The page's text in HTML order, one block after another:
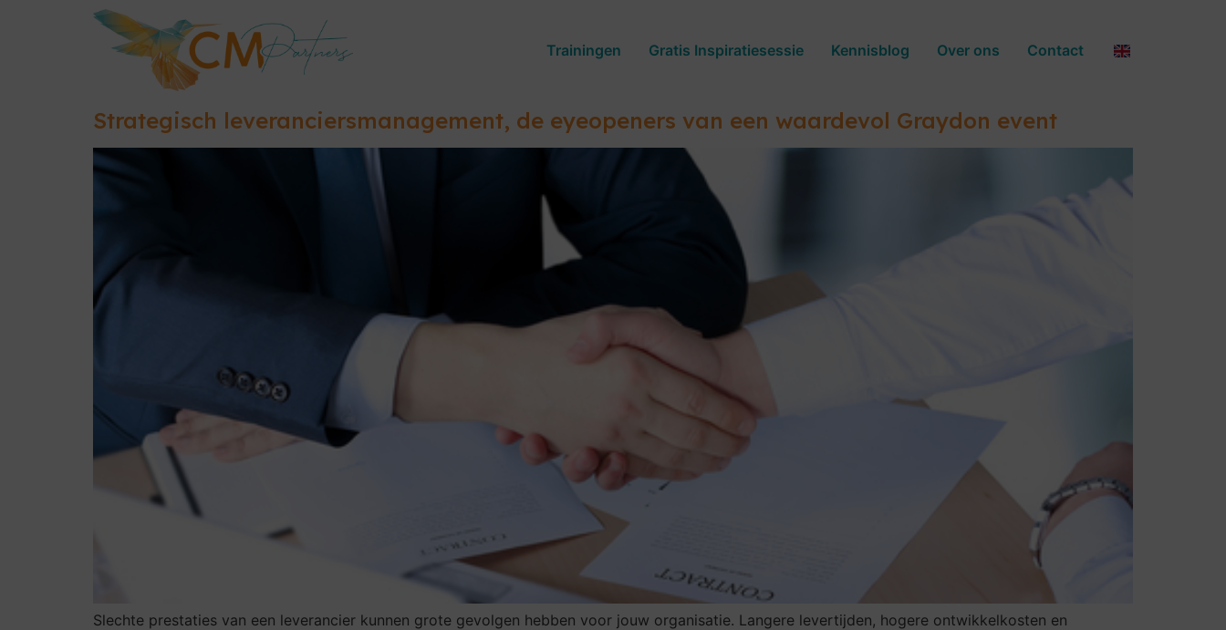
Trainingen Gratis Inspiratiesessie Kennisblog Over ons Contact
Strategisch leveranciersmanagement, de eyeopeners van een waardevol Graydon event
Slechte prestaties van een leverancier kunnen grote gevolgen hebben voor jouw organisatie. Langere levertijden, hogere ontwikkelkosten en